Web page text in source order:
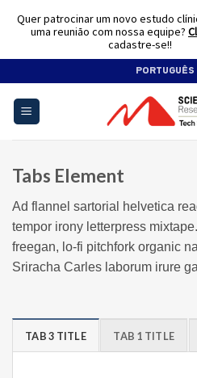
content
PORTUGUÊS
Tabs Element
Ad flannel sartorial helvetica
tempor irony letterpress
freegan, lo-fi pitchfork organic
Sriracha Carles laborum irure
TAB 3 TITLE TAB 1 TITLE
Quer patrocinar um novo estudo
uma reunião com nossa equipe?
cadastre-se!!